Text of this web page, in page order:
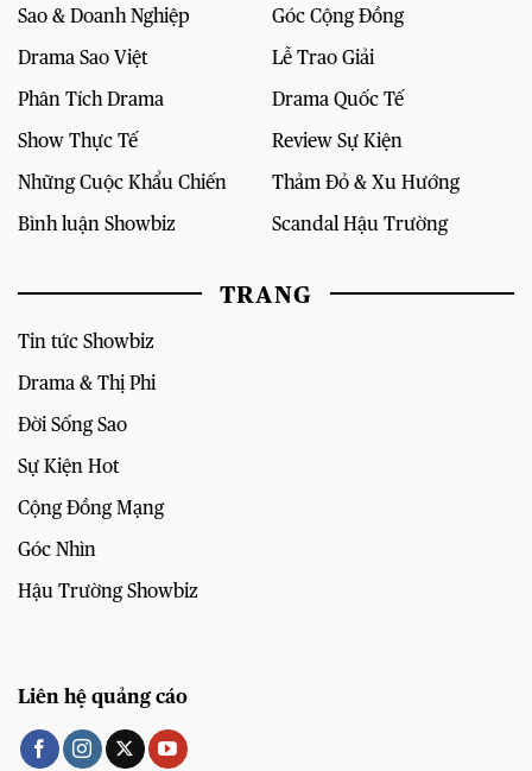
Sao & Doanh Nghiệp
Góc Cộng Đồng
Drama Sao Việt
Lễ Trao Giải
Phân Tích Drama
Drama Quốc Tế
Show Thực Tế
Review Sự Kiện
Những Cuộc Khẩu Chiến
Thảm Đỏ & Xu Hướng
Bình luận Showbiz
Scandal Hậu Trường
TRANG
Tin tức Showbiz
Drama & Thị Phi
Đời Sống Sao
Sự Kiện Hot
Cộng Đồng Mạng
Góc Nhìn
Hậu Trường Showbiz
Liên hệ quảng cáo